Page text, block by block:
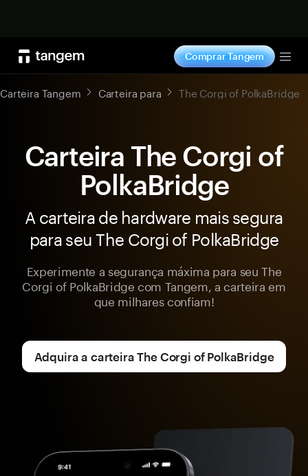
Comprar Tangem
Carteira Tangem Carteira para The Corgi of PolkaBridge
Carteira The Corgi of
PolkaBridge
A carteira de hardware mais segura
para seu The Corgi of PolkaBridge
Experimente a segurança máxima para seu The
Corgi of PolkaBridge com Tangem, a carteira em
que milhares confiam!
Adquira a carteira The Corgi of PolkaBridge